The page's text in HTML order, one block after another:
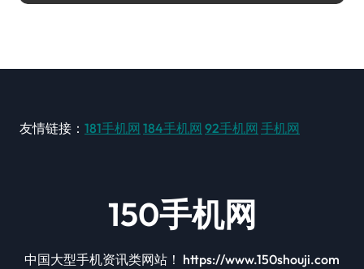
友情链接： 181手机网 184手机网 92手机网 手机网
150手机网
中国大型手机资讯类网站！ https://www.150shouji.com